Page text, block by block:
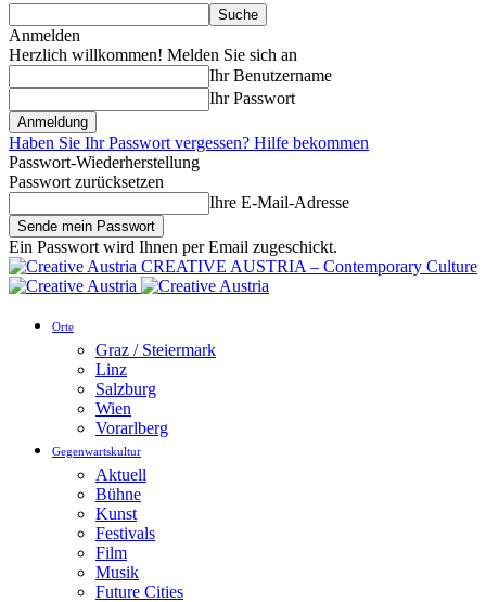
Anmelden
Herzlich willkommen! Melden Sie sich an
Ihr Benutzername
Ihr Passwort
Haben Sie Ihr Passwort vergessen? Hilfe bekommen
Passwort-Wiederherstellung
Passwort zurücksetzen
Ihre E-Mail-Adresse
Ein Passwort wird Ihnen per Email zugeschickt.
CREATIVE AUSTRIA – Contemporary Culture
Orte
Graz / Steiermark
Linz
Salzburg
Wien
Vorarlberg
Gegenwartskultur
Aktuell
Bühne
Kunst
Festivals
Film
Musik
Future Cities